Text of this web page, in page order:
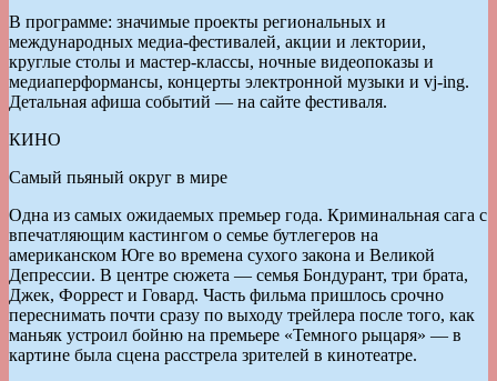
В программе: значимые проекты региональных и
международных медиа-фестивалей, акции и лектории,
круглые столы и мастер-классы, ночные видеопоказы и
медиаперформансы, концерты электронной музыки и vj-ing.
Детальная афиша событий — на сайте фестиваля.
КИНО
Самый пьяный округ в мире
Одна из самых ожидаемых премьер года. Криминальная сага с
впечатляющим кастингом о семье бутлегеров на
американском Юге во времена сухого закона и Великой
Депрессии. В центре сюжета — семья Бондурант, три брата,
Джек, Форрест и Говард. Часть фильма пришлось срочно
переснимать почти сразу по выходу трейлера после того, как
маньяк устроил бойню на премьере «Темного рыцаря» — в
картине была сцена расстрела зрителей в кинотеатре.